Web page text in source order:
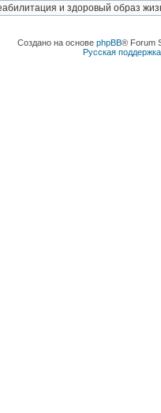
Создано на основе phpBB® Forum
Русская